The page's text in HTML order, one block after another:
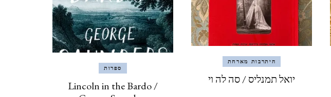
כרתים, אוקטובר, 2018 CRETE
אילת וטאבה (מ 2017) EILAT
& TABA
פראג, אוגוסט, 2017 PRAGUE
היתרבות מארחת
יואל תמנליס / סה לה וי
ספרות
Lincoln in the Bardo /